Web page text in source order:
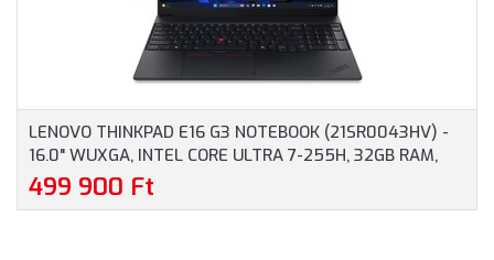
SZÜRKE SZÍNBEN
LENOVO THINKPAD E16 G3 NOTEBOOK (21SR0043HV) -
16.0" WUXGA, INTEL CORE ULTRA 7-255H, 32GB RAM,
1TB SSD, MAGYAR BILLENTYŰZET, WINDOWS 11
PROFESSIONAL, 3 ÉV GARANCIA, FEKETE SZÍNBEN
499 900 Ft